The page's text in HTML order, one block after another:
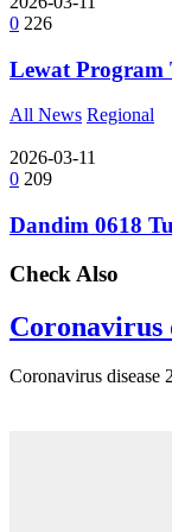
0 226
Lewat Program
All News Regional
2026-03-11
0 209
Dandim 0618
Check Also
Coronavirus
Coronavirus disease